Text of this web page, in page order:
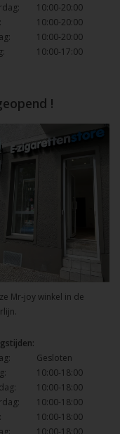
10:00-20:00
10:00-20:00
10:00-20:00
10:00-17:00
!
Mr-joy winkel in de
Gesloten
10:00-18:00
10:00-18:00
10:00-18:00
10:00-18:00
10:00-18:00